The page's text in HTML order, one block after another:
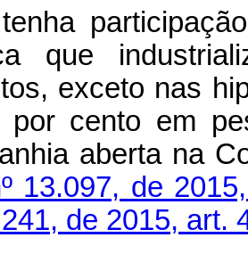
que
exceto nas
por cento em
aberta na
13.097, de
de 2015, art.